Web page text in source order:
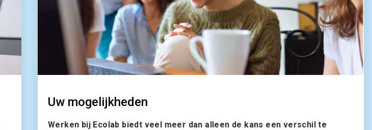
Uw mogelijkheden
Werken bij Ecolab biedt veel meer dan alleen de kans een verschil te